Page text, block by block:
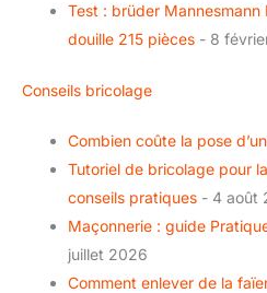
Test : brüder
douille 215 pièces - 8
Conseils bricolage
Combien coûte la pose
Tutoriel de bricolage pour
conseils pratiques - 4 août
Maçonnerie : guide
juillet 2026
Comment enlever de la